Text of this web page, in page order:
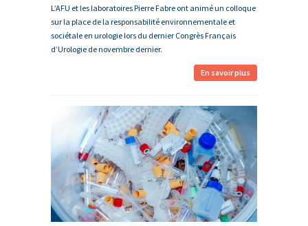
L’AFU et les laboratoires Pierre Fabre ont animé un colloque
sur la place de la responsabilité environnementale et
sociétale en urologie lors du dernier Congrès Français
d’Urologie de novembre dernier.
En savoir plus